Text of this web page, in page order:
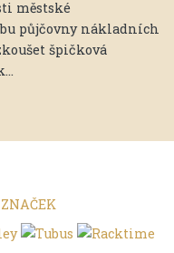
městské
půjčovny nákladních
špičková